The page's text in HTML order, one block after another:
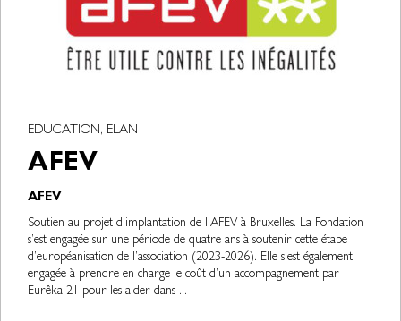
EDUCATION, ELAN
AFEV
AFEV
Soutien au projet d’implantation de l’AFEV à Bruxelles. La Fondation
s’est engagée sur une période de quatre ans à soutenir cette étape
d’européanisation de l’association (2023-2026). Elle s’est également
engagée à prendre en charge le coût d’un accompagnement par
Eurêka 21 pour les aider dans ...